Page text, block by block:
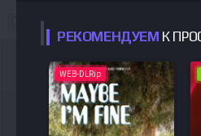
РЕКОМЕНДУЕМ К
WEB-DLRip